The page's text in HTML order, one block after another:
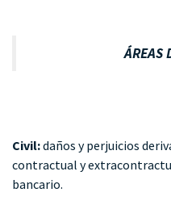
ÁREAS
Civil:daños y perjuicios
contractual y
bancario.